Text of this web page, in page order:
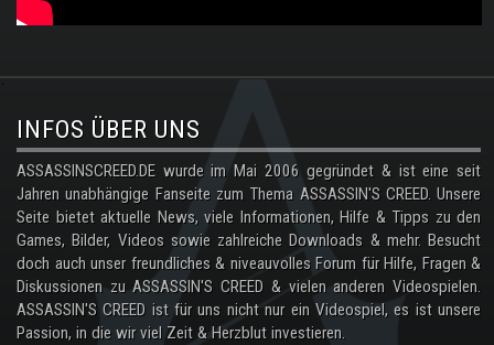
.
INFOS ÜBER UNS
ASSASSINSCREED.DE wurde im Mai 2006 gegründet & ist eine seit
Jahren unabhängige Fanseite zum Thema ASSASSIN'S CREED. Unsere
Seite bietet aktuelle News, viele Informationen, Hilfe & Tipps zu den
Games, Bilder, Videos sowie zahlreiche Downloads & mehr. Besucht
doch auch unser freundliches & niveauvolles Forum für Hilfe, Fragen &
Diskussionen zu ASSASSIN'S CREED & vielen anderen Videospielen.
ASSASSIN'S CREED ist für uns nicht nur ein Videospiel, es ist unsere
Passion, in die wir viel Zeit & Herzblut investieren.